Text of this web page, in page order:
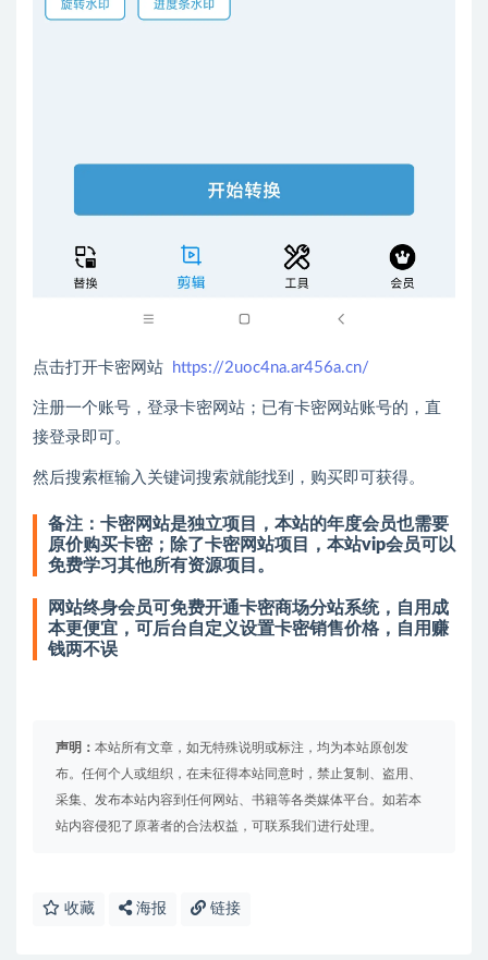
点击打开卡密网站 https://2uoc4na.ar456a.cn/
注册一个账号，登录卡密网站；已有卡密网站账号的，直
接登录即可。
然后搜索框输入关键词搜索就能找到，购买即可获得。
备注：卡密网站是独立项目，本站的年度会员也需要
原价购买卡密；除了卡密网站项目，本站vip会员可以
免费学习其他所有资源项目。
网站终身会员可免费开通卡密商场分站系统，自用成
本更便宜，可后台自定义设置卡密销售价格，自用赚
钱两不误
声明： 本站所有文章，如无特殊说明或标注，均为本站原创发
布。任何个人或组织，在未征得本站同意时，禁止复制、盗用、
采集、发布本站内容到任何网站、书籍等各类媒体平台。如若本
站内容侵犯了原著者的合法权益，可联系我们进行处理。
收藏 海报 链接